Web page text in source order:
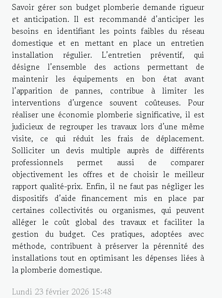
Savoir gérer son budget plomberie demande rigueur
et anticipation. Il est recommandé d’anticiper les
besoins en identifiant les points faibles du réseau
domestique et en mettant en place un entretien
installation régulier. L’entretien préventif, qui
désigne l’ensemble des actions permettant de
maintenir les équipements en bon état avant
l’apparition de pannes, contribue à limiter les
interventions d’urgence souvent coûteuses. Pour
réaliser une économie plomberie significative, il est
judicieux de regrouper les travaux lors d’une même
visite, ce qui réduit les frais de déplacement.
Solliciter un devis multiple auprès de différents
professionnels permet aussi de comparer
objectivement les offres et de choisir le meilleur
rapport qualité-prix. Enfin, il ne faut pas négliger les
dispositifs d’aide financement mis en place par
certaines collectivités ou organismes, qui peuvent
alléger le coût global des travaux et faciliter la
gestion du budget. Ces pratiques, adoptées avec
méthode, contribuent à préserver la pérennité des
installations tout en optimisant les dépenses liées à
la plomberie domestique.
Lundi 23 février 2026 15:48